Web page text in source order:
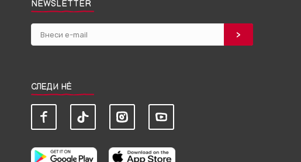
NEWSLETTER
СЛЕДИ НЀ